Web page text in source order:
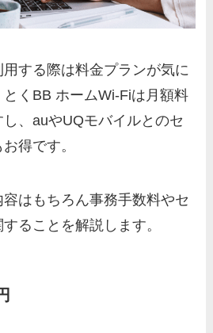
する際は料金プランが気に
くBB ホームWi-Fiは月額料
、auやUQモバイルとのセ
得です。
はもちろん事務手数料やセ
ることを解説します。